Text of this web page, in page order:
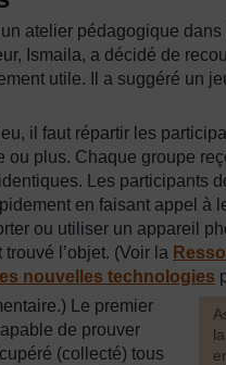
atelier pédagogique dans
Ismaila, a décidé de
utile. Il a suggéré un
il faut répartir les
ou plus. Chaque groupe
Les participants
en faisant appel à
ou utiliser un appareil
trouvé l’objet. (Voir la
nouvelles technologies
[
Le premier
de prouver
(collecté) tous